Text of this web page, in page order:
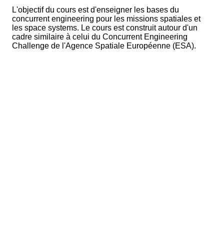
L'objectif du cours est d'enseigner les bases du
concurrent engineering pour les missions spatiales et
les space systems. Le cours est construit autour d'un
cadre similaire à celui du Concurrent Engineering
Challenge de l'Agence Spatiale Européenne (ESA).